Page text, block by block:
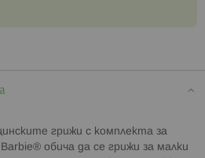
грижи с комплекта за
обича да се грижи за малки